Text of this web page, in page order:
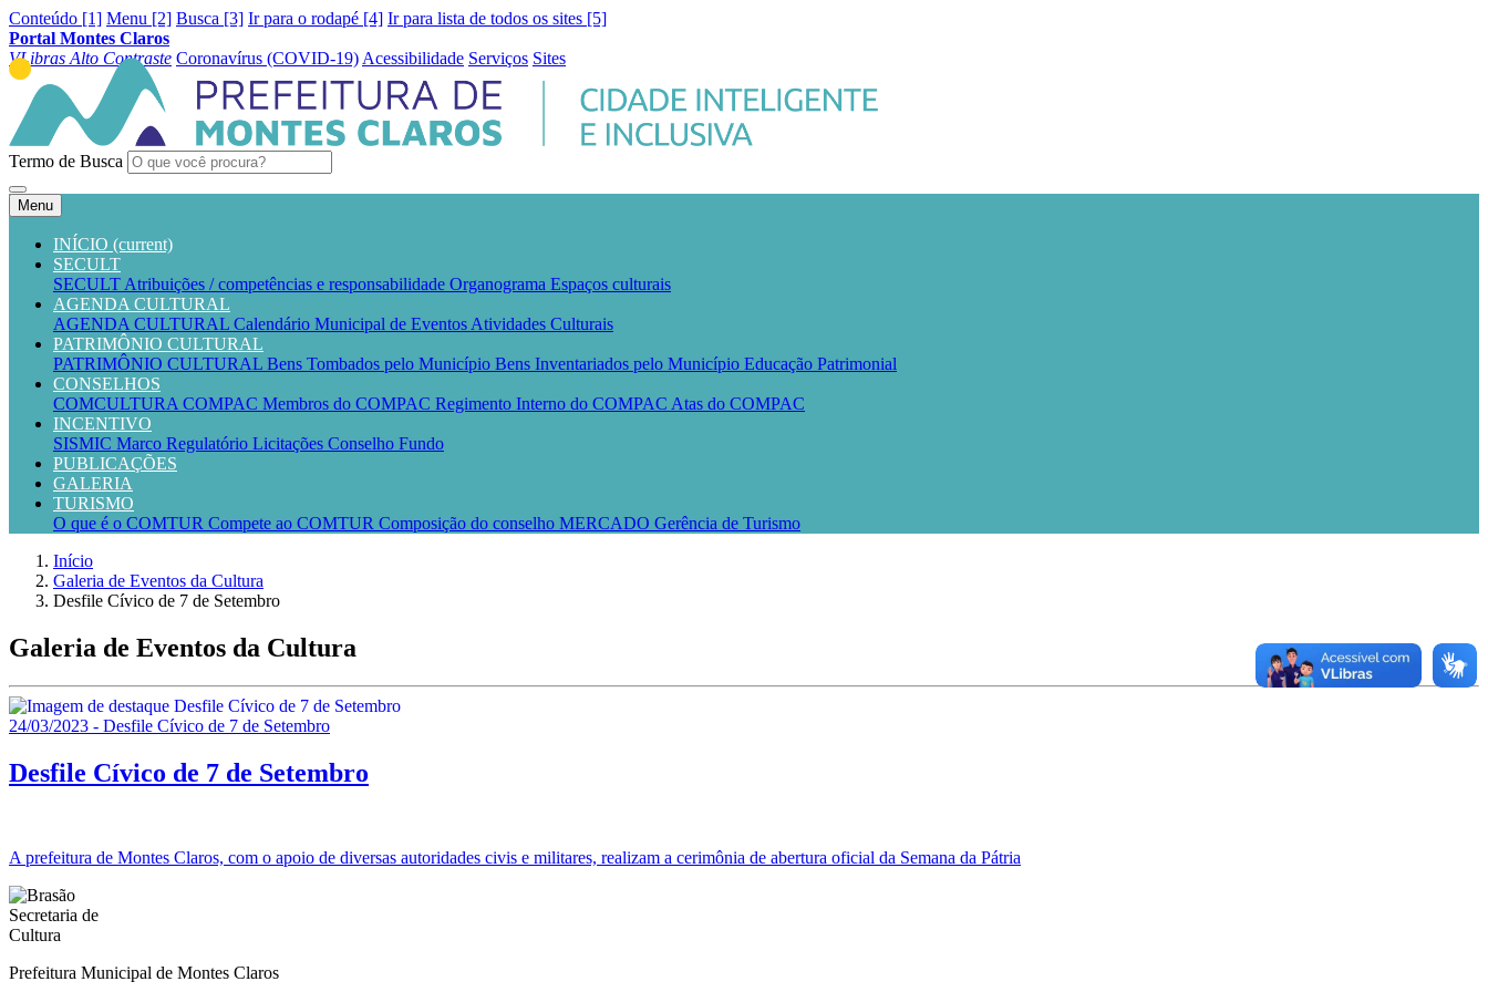
Conteúdo [1] Menu [2] Busca [3] Ir para o rodapé [4] Ir para lista de todos os sites [5]
Portal Montes Claros
VLibras Alto Contraste Coronavírus (COVID-19) Acessibilidade Serviços Sites
Termo de Busca
Menu
INÍCIO (current)
SECULT
SECULT Atribuições / competências e responsabilidade Organograma Espaços culturais
AGENDA CULTURAL
AGENDA CULTURAL Calendário Municipal de Eventos Atividades Culturais
PATRIMÔNIO CULTURAL
PATRIMÔNIO CULTURAL Bens Tombados pelo Município Bens Inventariados pelo Município Educação Patrimonial
CONSELHOS
COMCULTURA COMPAC Membros do COMPAC Regimento Interno do COMPAC Atas do COMPAC
INCENTIVO
SISMIC Marco Regulatório Licitações Conselho Fundo
PUBLICAÇÕES
GALERIA
TURISMO
O que é o COMTUR Compete ao COMTUR Composição do conselho MERCADO Gerência de Turismo
Início
Galeria de Eventos da Cultura
Desfile Cívico de 7 de Setembro
Galeria de Eventos da Cultura
24/03/2023 - Desfile Cívico de 7 de Setembro
Desfile Cívico de 7 de Setembro
A prefeitura de Montes Claros, com o apoio de diversas autoridades civis e militares, realizam a cerimônia de abertura oficial da Semana da Pátria
Prefeitura Municipal de Montes Claros